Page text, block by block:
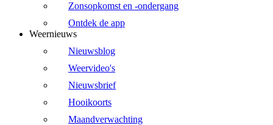
Zonsopkomst en -ondergang
Ontdek de app
Weernieuws
Nieuwsblog
Weervideo's
Nieuwsbrief
Hooikoorts
Maandverwachting